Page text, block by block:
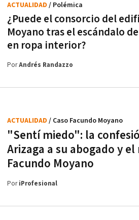
¿Puede el consorcio del
Moyano tras el escándalo
en ropa interior?
ACTUALIDAD / Polémica
PorAndrés Randazzo
"Sentí miedo": la
Arizaga a su abogado y
Facundo Moyano
ACTUALIDAD / Caso Facundo Moyano
PoriProfesional